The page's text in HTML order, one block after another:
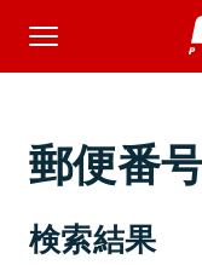
郵便番
検索結果